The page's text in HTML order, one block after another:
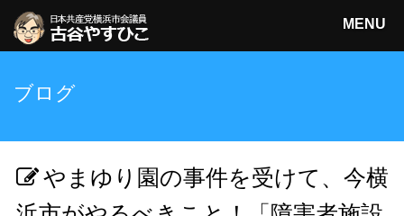
MENU
古谷やすひこ
ブログ
やまゆり園の事件を受けて、今横